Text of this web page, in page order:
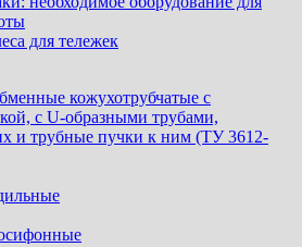
для тележек
кожухотрубчатые c
с U-образными трубами,
и трубные пучки к ним (ТУ 3612-